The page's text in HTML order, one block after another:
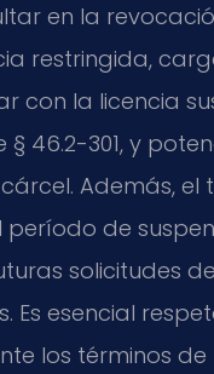
en la
restringida,
con la licencia
§ 46.2-301, y
Además, el
período de
solicitudes
Es esencial
los términos de